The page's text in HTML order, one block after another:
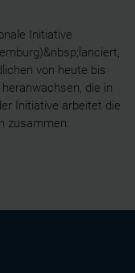
Initiative
von heute bis
die in
Initiative arbeitet die
zusammen.